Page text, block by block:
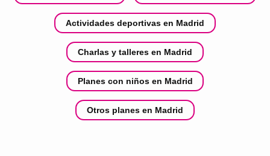
Actividades deportivas en Madrid
Charlas y talleres en Madrid
Planes con niños en Madrid
Otros planes en Madrid